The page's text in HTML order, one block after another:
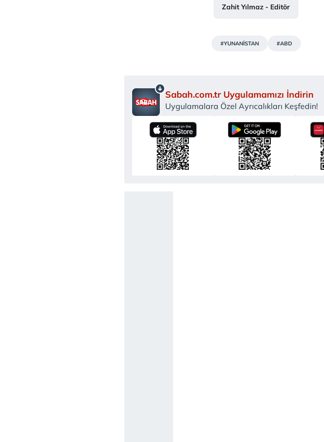
Zahit Yılmaz - Editör
#YUNANİSTAN #ABD
Sabah.com.tr Uygulamamızı İndirin
Uygulamalara Özel Ayrıcalıkları Keşfedin!